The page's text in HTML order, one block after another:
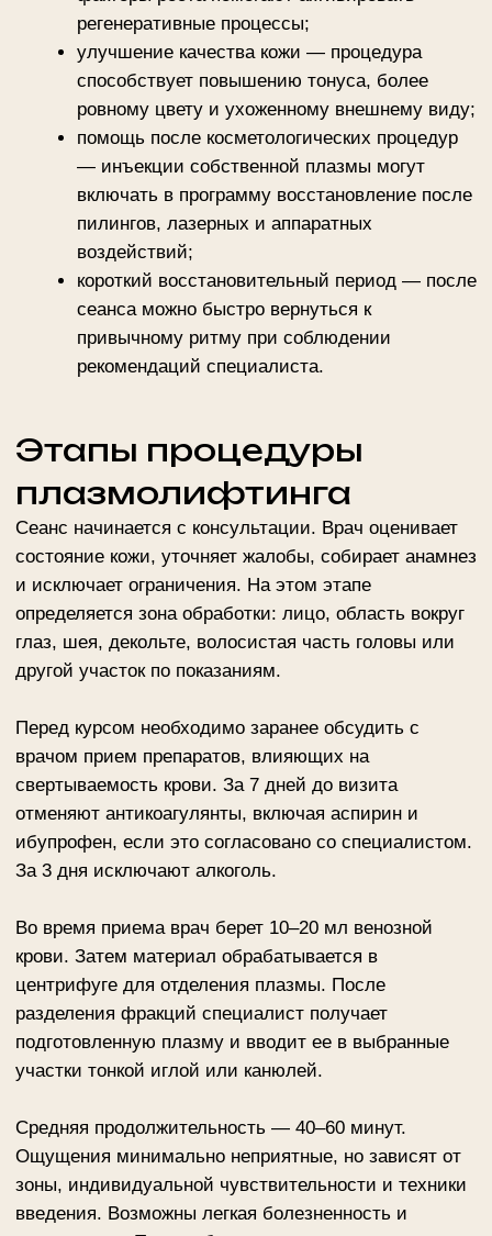
Во время приема врач берет 10–20 мл венозной
крови. Затем материал обрабатывается в
центрифуге для отделения плазмы. После
разделения фракций специалист получает
подготовленную плазму и вводит ее в выбранные
участки тонкой иглой или канюлей.
Средняя продолжительность — 40–60 минут.
Ощущения минимально неприятные, но зависят от
введения. Возможны легкая болезненность и
покраснение. При необходимости используется
анестезирующий крем.
После завершения врач дает рекомендации по
домашнему режиму и может рекомендовать
дополнительные процедуры для более комфортного
восстановления.
Показания к плазмолифтингу:
сухость, шелушение, ощущение истончения;
мелкие морщины и снижение эластичности;
постакне, рубцы, неровный микрорельеф;
возрастные изменения лица, шеи и декольте;
купероз и сосудистые проявления;
косметологических методик.
Противопоказания
Противопоказания оцениваются врачом на очной
беременности и лактации, онкологических
герпесе и при приеме антикоагулянтов.
Результат после
плазмолифтинга
Эффект развивается постепенно. В первые дни
обработанная область может быть чувствительной:
иногда остаются папулы, покраснение, легкая
проходит за несколько дней.
Первые положительные изменения после сеанса
становятся заметны через 7–12 дней: кожа может
выглядеть более свежей, выравнивается тон и лицо
становится более ухоженным. Максимально
курса, когда факторы роста последовательно
коллагена. Количество сеансов зависит от зоны и
исходного состояния тканей. Для лица обычно
рекомендуют курс из 3–5 процедур, а достигнутый
эффект сохраняется до 1,5 лет.